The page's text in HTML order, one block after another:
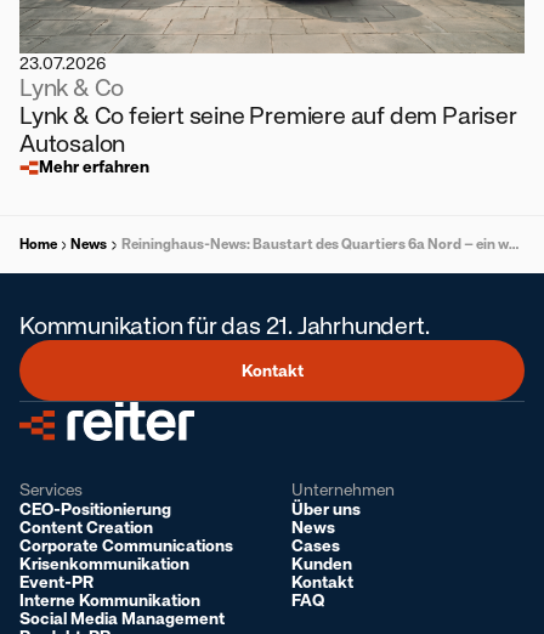
23.07.2026
Lynk & Co
Lynk & Co feiert seine Premiere auf dem Pariser
Autosalon
Mehr erfahren
Home News Reininghaus-News: Baustart des Quartiers 6a Nord – ein weiterer Meilenstein für Graz
Kommunikation für das 21. Jahrhundert.
Kontakt
Services
CEO-Positionierung
Content Creation
Corporate Communications
Krisenkommunikation
Event-PR
Interne Kommunikation
Social Media Management
Unternehmen
Über uns
News
Cases
Kunden
Kontakt
FAQ